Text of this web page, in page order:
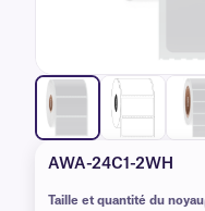
AWA-24C1-2WH
Taille et quantité du noyau